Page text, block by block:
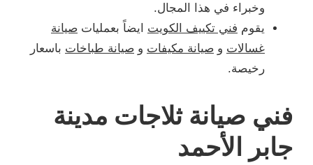
وخبراء في هذا المجال.
يقوم فني تكييف الكويت ايضاً بعمليات صيانة
غسالات و صيانة مكيفات و صيانة طباخات باسعار
رخيصة.
فني صيانة ثلاجات مدينة
جابر الأحمد